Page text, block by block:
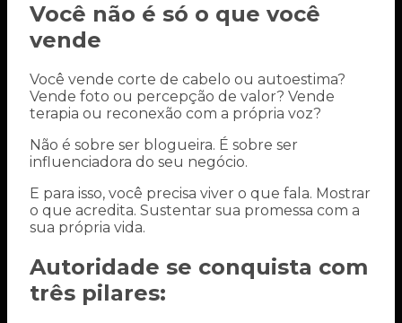
Você não é só o que você
vende
Você vende corte de cabelo ou autoestima?
Vende foto ou percepção de valor? Vende
terapia ou reconexão com a própria voz?
Não é sobre ser blogueira. É sobre ser
influenciadora do seu negócio.
E para isso, você precisa viver o que fala. Mostrar
o que acredita. Sustentar sua promessa com a
sua própria vida.
Autoridade se conquista com
três pilares: